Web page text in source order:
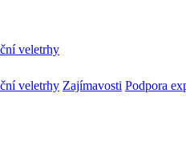
veletrhy
veletrhy Zajímavosti Podpora